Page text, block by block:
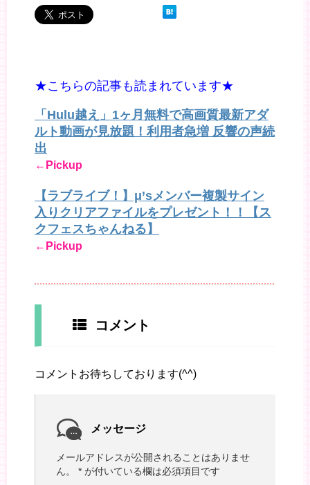
★こちらの記事も読まれています★
「Hulu越え」1ヶ月無料で高画質最新アダ
ルト動画が見放題！利用者急増 反響の声続
出
←Pickup
【ラブライブ！】μ’sメンバー複製サイン
入りクリアファイルをプレゼント！！【ス
クフェスちゃんねる】
←Pickup
コメント
コメントお待ちしております(^^)
メッセージ
メールアドレスが公開されることはありませ
ん。
* が付いている欄は必須項目です